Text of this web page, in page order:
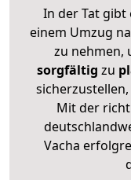
In der Tat gibt
einem Umzug
zu nehmen,
sorgfältig zu
Mit der
Vacha